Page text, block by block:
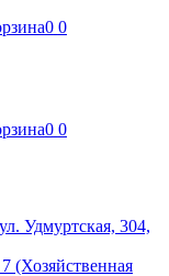
0 0
0 0
Удмуртская, 304,
(Хозяйственная